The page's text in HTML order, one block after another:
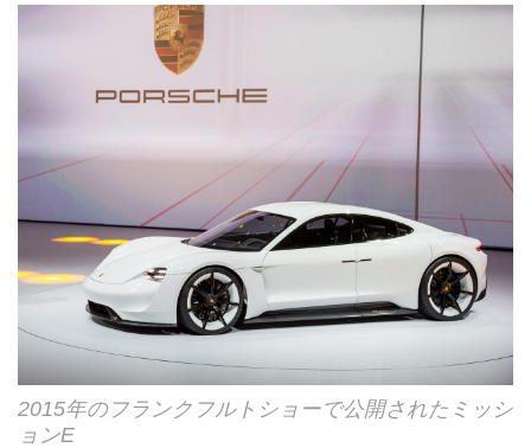
2015年のフランクフルトショーで公開されたミッシ
ョンE